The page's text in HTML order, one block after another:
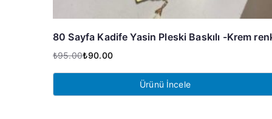
80 Sayfa Kadife Yasin Pleski Baskılı -Krem
₺95.00
Orijinal
fiyat:
₺95.00.
₺90.00
Şu
andaki
fiyat:
Ürünü İncele